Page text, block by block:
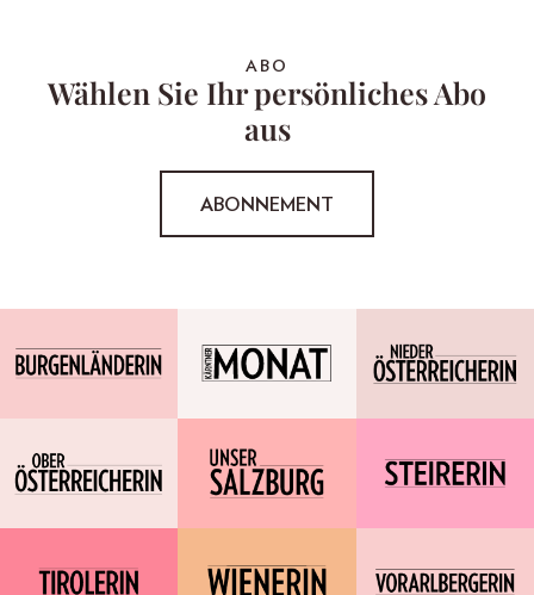
ABO
Wählen Sie Ihr persönliches Abo
aus
ABONNEMENT